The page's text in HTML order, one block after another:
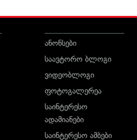
ანონსები
საავტორო ბლოგი
ვიდეობლოგი
ფოტოგალერეა
საინტერესო
ადამიანები
საინტერესო ამბები